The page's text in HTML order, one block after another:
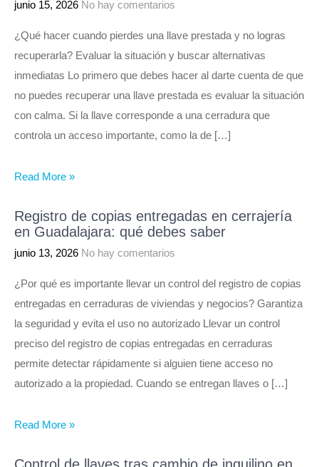
junio 15, 2026 No hay comentarios
¿Qué hacer cuando pierdes una llave prestada y no logras
recuperarla? Evaluar la situación y buscar alternativas
inmediatas Lo primero que debes hacer al darte cuenta de que
no puedes recuperar una llave prestada es evaluar la situación
con calma. Si la llave corresponde a una cerradura que
controla un acceso importante, como la de […]
Read More »
Registro de copias entregadas en cerrajería
en Guadalajara: qué debes saber
junio 13, 2026 No hay comentarios
¿Por qué es importante llevar un control del registro de copias
entregadas en cerraduras de viviendas y negocios? Garantiza
la seguridad y evita el uso no autorizado Llevar un control
preciso del registro de copias entregadas en cerraduras
permite detectar rápidamente si alguien tiene acceso no
autorizado a la propiedad. Cuando se entregan llaves o […]
Read More »